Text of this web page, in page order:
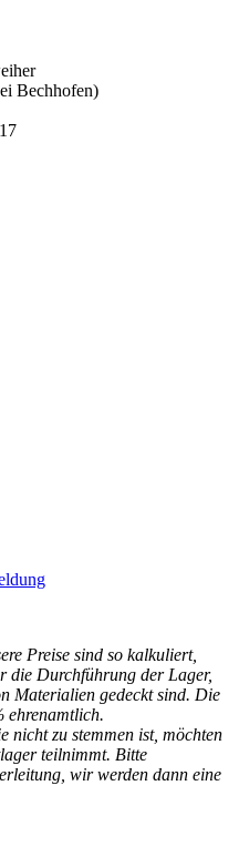
Bechhofen)
Preise sind so kalkuliert,
die Durchführung der Lager,
Materialien gedeckt sind. Die
ehrenamtlich.
nicht zu stemmen ist, möchten
teilnimmt. Bitte
wir werden dann eine